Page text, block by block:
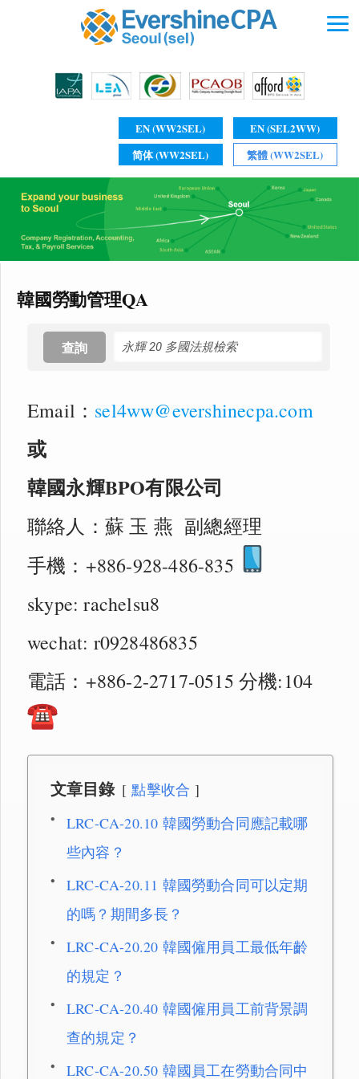
EN (WW2SEL)
EN (SEL2WW)
简体 (WW2SEL)
繁體 (WW2SEL)
韓國勞動管理QA
查詢
Email： sel4ww@evershinecpa.com
或
韓國永輝BPO有限公司
聯絡人：蘇 玉 燕 副總經理
手機：+886-928-486-835
skype: rachelsu8
wechat: r0928486835
電話：+886-2-2717-0515 分機:104
文章目錄
點擊收合
LRC-CA-20.10 韓國勞動合同應記載哪
些內容？
LRC-CA-20.11 韓國勞動合同可以定期
的嗎？期間多長？
LRC-CA-20.20 韓國僱用員工最低年齡
的規定？
LRC-CA-20.40 韓國僱用員工前背景調
查的規定？
LRC-CA-20.50 韓國員工在勞動合同中